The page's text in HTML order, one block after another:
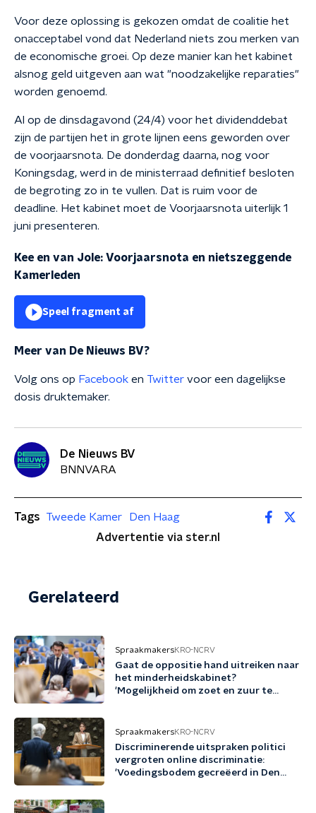
Voor deze oplossing is gekozen omdat de coalitie het
onacceptabel vond dat Nederland niets zou merken van
de economische groei. Op deze manier kan het kabinet
alsnog geld uitgeven aan wat "noodzakelijke reparaties"
worden genoemd.
Al op de dinsdagavond (24/4) voor het dividenddebat
zijn de partijen het in grote lijnen eens geworden over
de voorjaarsnota. De donderdag daarna, nog voor
Koningsdag, werd in de ministerraad definitief besloten
de begroting zo in te vullen. Dat is ruim voor de
deadline. Het kabinet moet de Voorjaarsnota uiterlijk 1
juni presenteren.
Kee en van Jole: Voorjaarsnota en nietszeggende
Kamerleden
Speel fragment af
Meer van De Nieuws BV?
Volg ons op Facebook en Twitter voor een dagelijkse
dosis druktemaker.
De Nieuws BV
BNNVARA
Tags Tweede Kamer
Den Haag
Advertentie via ster.nl
Gerelateerd
SpraakmakersKRO-NCRV
Gaat de oppositie hand uitreiken naar
het minderheidskabinet?
'Mogelijkheid om zoet en zuur te
SpraakmakersKRO-NCRV
Discriminerende uitspraken politici
vergroten online discriminatie:
'Voedingsbodem gecreëerd in Den